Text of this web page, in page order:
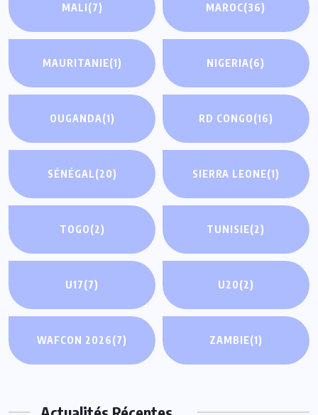
MALI(7) MAROC(36)
MAURITANIE(1) NIGERIA(6)
OUGANDA(1) RD CONGO(16)
SÉNÉGAL(20) SIERRA LEONE(1)
TOGO(2) TUNISIE(2)
U17(7) U20(2)
WAFCON 2026(7) ZAMBIE(1)